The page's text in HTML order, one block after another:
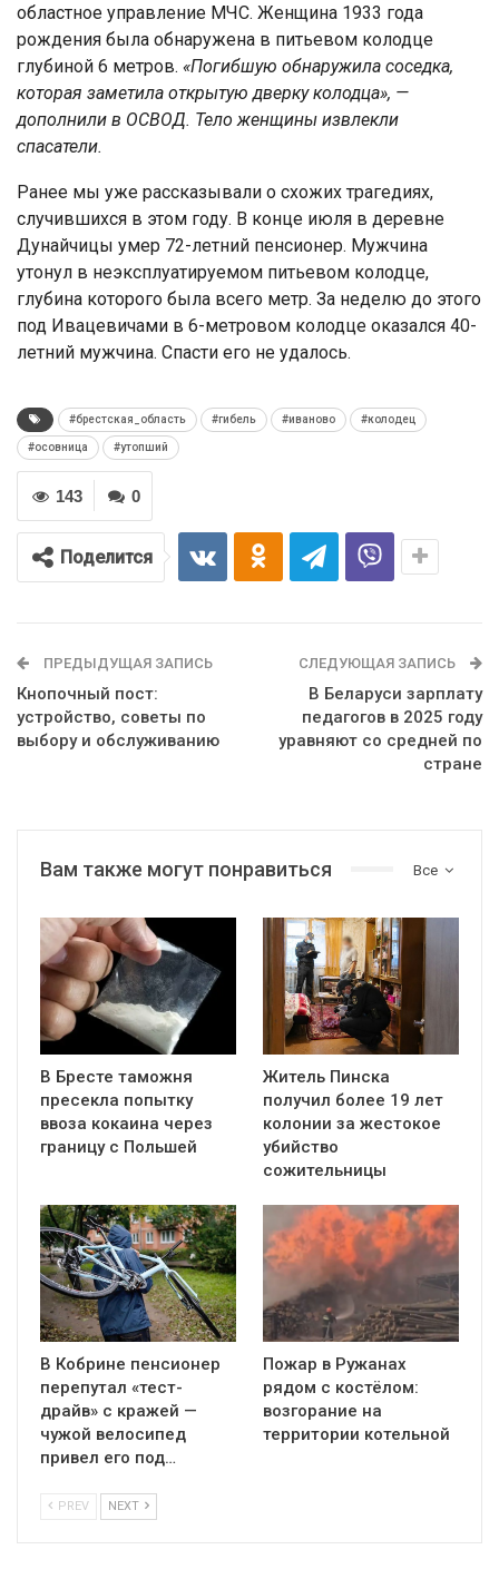
областное управление МЧС. Женщина 1933 года
рождения была обнаружена в питьевом колодце
глубиной 6 метров. «Погибшую обнаружила соседка,
которая заметила открытую дверку колодца», —
дополнили в ОСВОД. Тело женщины извлекли
спасатели.
Ранее мы уже рассказывали о схожих трагедиях,
случившихся в этом году. В конце июля в деревне
Дунайчицы умер 72-летний пенсионер. Мужчина
утонул в неэксплуатируемом питьевом колодце,
глубина которого была всего метр. За неделю до этого
под Ивацевичами в 6-метровом колодце оказался 40-
летний мужчина. Спасти его не удалось.
#брестская_область #гибель #иваново #колодец
#осовница #утопший
0
143
Поделится
ПРЕДЫДУЩАЯ ЗАПИСЬ
Кнопочный пост:
устройство, советы по
выбору и обслуживанию
СЛЕДУЮЩАЯ ЗАПИСЬ
В Беларуси зарплату
педагогов в 2025 году
уравняют со средней по
стране
Все
Вам также могут понравиться
В Бресте таможня
пресекла попытку
ввоза кокаина через
границу с Польшей
Житель Пинска
получил более 19 лет
колонии за жестокое
убийство
сожительницы
В Кобрине пенсионер
перепутал «тест-
драйв» с кражей —
чужой велосипед
привел его под…
Пожар в Ружанах
рядом с костёлом:
возгорание на
территории котельной
PREV NEXT